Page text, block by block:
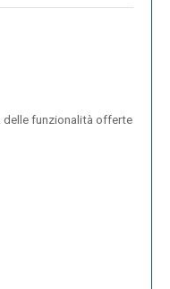
delle funzionalità offerte